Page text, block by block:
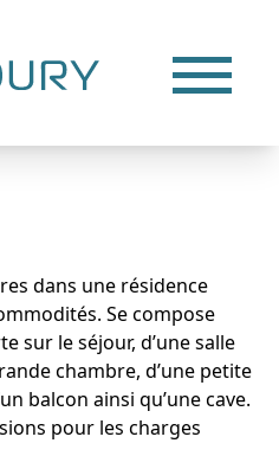
dans une résidence
Se compose
sur le séjour, d’une salle
chambre, d’une petite
balcon ainsi qu’une cave.
pour les charges